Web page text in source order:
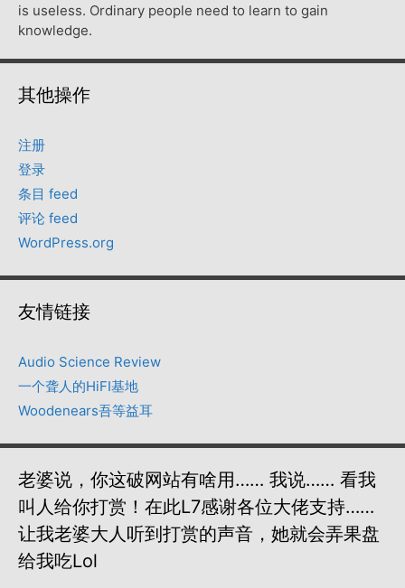
is useless. Ordinary people need to learn to gain
knowledge.
其他操作
注册
登录
条目 feed
评论 feed
WordPress.org
友情链接
Audio Science Review
一个聋人的HiFI基地
Woodenears吾等益耳
老婆说，你这破网站有啥用…… 我说…… 看我
叫人给你打赏！在此L7感谢各位大佬支持……
让我老婆大人听到打赏的声音，她就会弄果盘
给我吃lol